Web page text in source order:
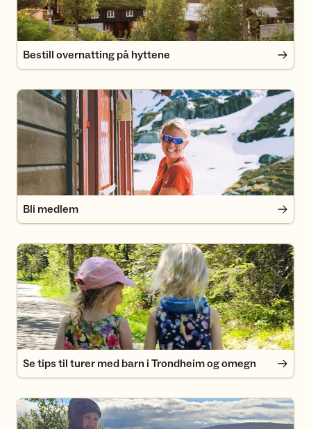
Bestill overnatting på hyttene
Bli medlem
Bli medlem
Se tips til turer med barn i Trondheim og omegn
Se tips til turer med barn i Trondheim og omegn
Se tips hytteturer med barn i Midt-Norge